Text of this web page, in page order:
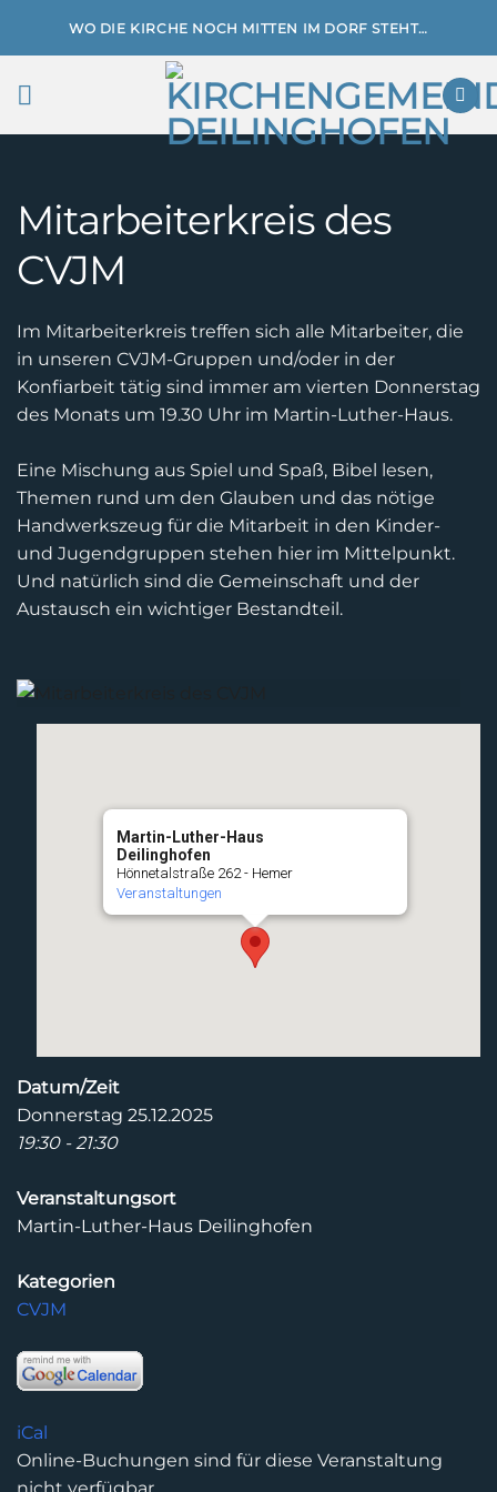
WO DIE KIRCHE NOCH MITTEN IM DORF STEHT…
Mitarbeiterkreis des
CVJM
Im Mitarbeiterkreis treffen sich alle Mitarbeiter, die
in unseren CVJM-Gruppen und/oder in der
Konfiarbeit tätig sind immer am vierten Donnerstag
des Monats um 19.30 Uhr im Martin-Luther-Haus.
Eine Mischung aus Spiel und Spaß, Bibel lesen,
Themen rund um den Glauben und das nötige
Handwerkszeug für die Mitarbeit in den Kinder-
und Jugendgruppen stehen hier im Mittelpunkt.
Und natürlich sind die Gemeinschaft und der
Austausch ein wichtiger Bestandteil.
Martin-Luther-Haus
Deilinghofen
Hönnetalstraße 262 - Hemer
Veranstaltungen
Datum/Zeit
Donnerstag 25.12.2025
19:30 - 21:30
Veranstaltungsort
Martin-Luther-Haus Deilinghofen
Kategorien
CVJM
iCal
Online-Buchungen sind für diese Veranstaltung